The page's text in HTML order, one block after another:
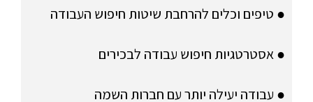
● טיפים וכלים להרחבת שיטות חיפוש העבודה
● אסטרטגיות חיפוש עבודה לבכירים
● עבודה יעילה יותר עם חברות השמה